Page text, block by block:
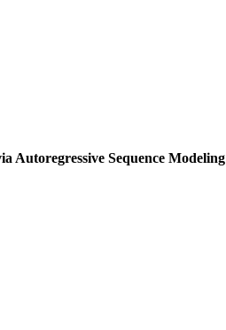
Autoregressive Sequence Modeling